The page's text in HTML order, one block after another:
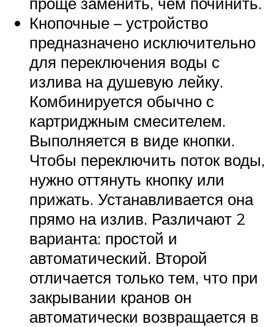
Кнопочные – устройство
предназначено исключительно
для переключения воды с
излива на душевую лейку.
Комбинируется обычно с
картриджным смесителем.
Выполняется в виде кнопки.
Чтобы переключить поток воды,
нужно оттянуть кнопку или
прижать. Устанавливается она
прямо на излив. Различают 2
варианта: простой и
автоматический. Второй
отличается только тем, что при
закрывании кранов он
автоматически возвращается в